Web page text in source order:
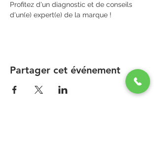
Profitez d'un diagnostic et de conseils
d'un(e) expert(e) de la marque !
Partager cet événement